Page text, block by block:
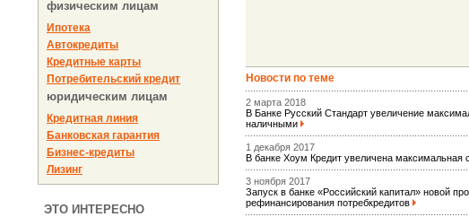
физическим лицам
Ипотека
Автокредиты
Кредитные карты
Потребительский кредит
юридическим лицам
Кредитная линия
Банковская гарантия
Бизнес-кредиты
Лизинг
ЭТО ИНТЕРЕСНО
Новости по теме
2 марта 2018
В Банке Русский Стандарт увеличение
наличными
1 декабря 2017
В банке Хоум Кредит увеличена максимальная
3 ноября 2017
Запуск в банке «Российский капитал» новой
рефинансирования потребкредитов